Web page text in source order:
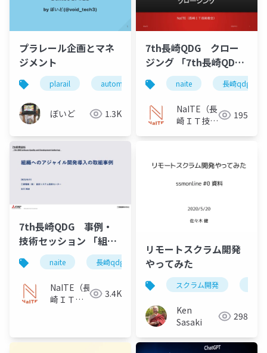
プラレール企画とマネ
ジメント
plarail automation project management
ぼいど 1.3K
7th長崎QDG クロー
ジング 「7th長崎QDG
クロージング」
naite 長崎qdg
NaITE（長
崎ＩＴ技術
195
7th長崎QDG 事例・
技術セッション 「組織
へのアジャイル開発導
入の取組事例」
naite 長崎qdg
NaITE（長
崎ＩＴ技
3.4K
リモートスクラム開発
やってみた
スクラム開発
Ken
Sasaki
298